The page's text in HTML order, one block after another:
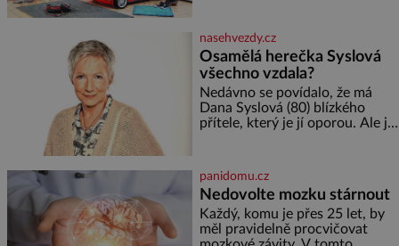
soustředění i odpočinek a
reaguje na každou etapu života
a specifické potřeby dítěte. Pro
nejmenší je klíčová
jednoduchost, měkkost a
bezpečí, proto by pokoj
miminka měl působit především
nasehvezdy.cz
Osamělá herečka Syslová
všechno vzdala?
Nedávno se povídalo, že má
Dana Syslová (80) blízkého
přítele, který je jí oporou. Ale je
častěji mluví o svém odchodu.
Dohnala ji snad samota? Půs
panidomu.cz
Nedovolte mozku stárnout
Každý, komu je přes 25 let, by
měl pravidelně procvičovat